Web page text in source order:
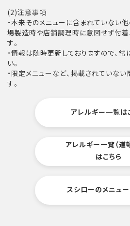
(2)注意事項
・本来そのメニューに含まれていない
場製造時や店舗調理時に意図せず付着
す。
・情報は随時更新しておりますので、
い。
・限定メニューなど、掲載されていな
す。
アレルギー一覧は
アレルギー一覧（道
はこちら
スシローのメニュ